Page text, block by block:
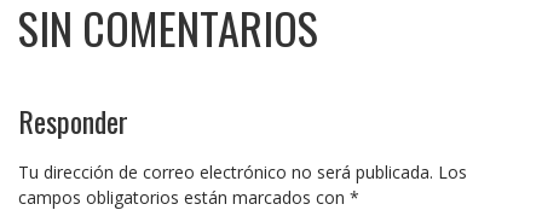
SIN COMENTARIOS
Responder
Tu dirección de correo electrónico no será publicada. Los
campos obligatorios están marcados con *